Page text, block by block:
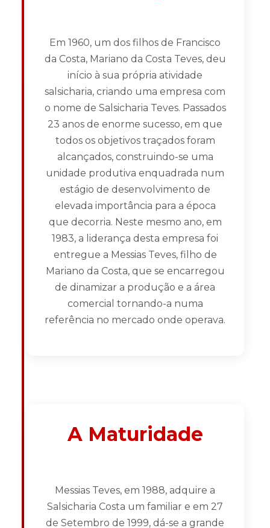
Em 1960, um dos filhos de Francisco
da Costa, Mariano da Costa Teves, deu
início à sua própria atividade
salsicharia, criando uma empresa com
o nome de Salsicharia Teves. Passados
23 anos de enorme sucesso, em que
todos os objetivos traçados foram
alcançados, construindo-se uma
unidade produtiva enquadrada num
estágio de desenvolvimento de
elevada importância para a época
que decorria. Neste mesmo ano, em
1983, a liderança desta empresa foi
entregue a Messias Teves, filho de
Mariano da Costa, que se encarregou
de dinamizar a produção e a área
comercial tornando-a numa
referência no mercado onde operava.
A Maturidade
Messias Teves, em 1988, adquire a
Salsicharia Costa um familiar e em 27
de Setembro de 1999, dá-se a grande